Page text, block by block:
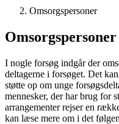
Omsorgspersoner
Omsorgspersoner
I nogle forsøg indgår der
deltagerne i forsøget. Det
støtte op om unge
mennesker, der har brug for
arrangementer rejser en
kan læse mere om i det